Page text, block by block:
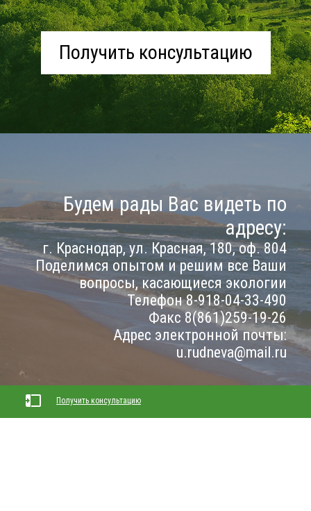
Получить консультацию
Будем рады Вас видеть по
адресу:
г. Краснодар, ул. Красная, 180, оф. 804
Поделимся опытом и решим все Ваши
вопросы, касающиеся экологии
Телефон 8-918-04-33-490
Факс 8(861)259-19-26
Адрес электронной почты:
u.rudneva@mail.ru
Получить консультацию